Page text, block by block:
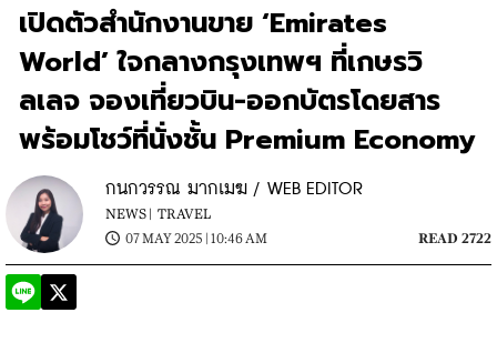
เปิดตัวสำนักงานขาย ‘Emirates
World’ ใจกลางกรุงเทพฯ ที่เกษรวิ
ลเลจ จองเที่ยวบิน-ออกบัตรโดยสาร
พร้อมโชว์ที่นั่งชั้น Premium Economy
กนกวรรณ มากเมฆ / WEB EDITOR
NEWS | TRAVEL
07 MAY 2025 | 10:46 AM
READ 2722